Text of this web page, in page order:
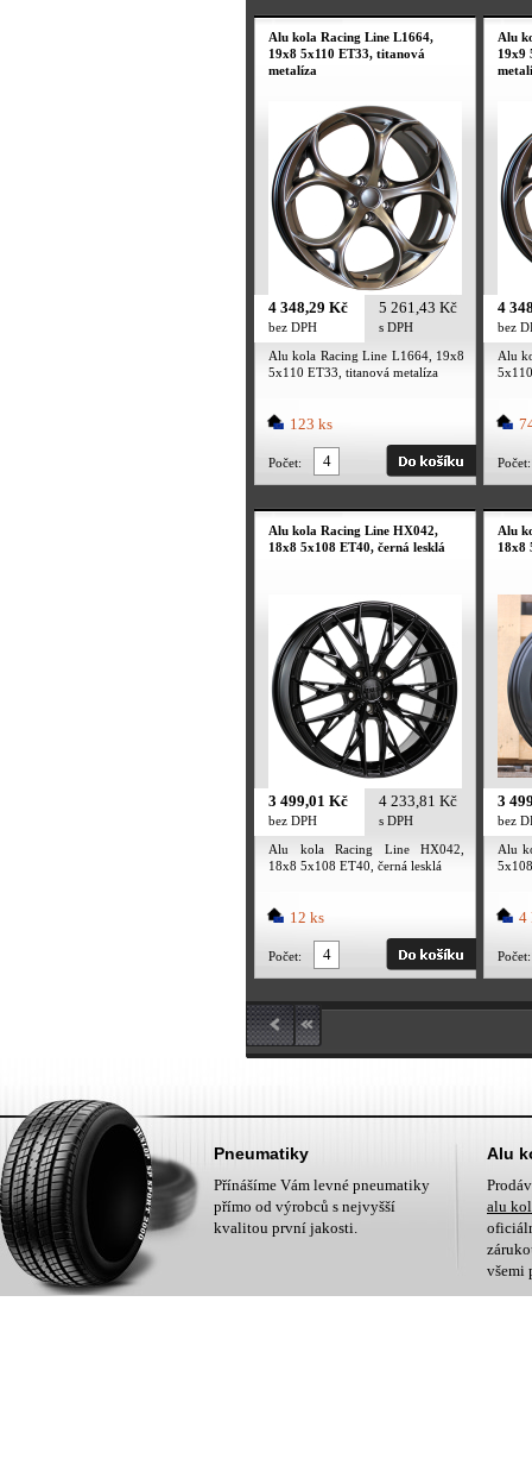
Alu kola Racing Line L1664,
19x8 5x110 ET33, titanová
metalíza
4 348,29 Kč
bez DPH
5 261,43 Kč
s DPH
Alu kola Racing Line L1664, 19x8
5x110 ET33, titanová metalíza
123 ks
Počet:
Alu
19x9
4
bez
Alu
Počet:
Alu kola Racing Line HX042,
18x8 5x108 ET40, černá lesklá
3 499,01 Kč
bez DPH
4 233,81 Kč
s DPH
Alu kola Racing Line HX042,
18x8 5x108 ET40, černá lesklá
12 ks
Počet:
Alu
18x8
3
bez
Alu
4
Počet:
Pneumatiky
Přínášíme Vám levné pneumatiky
přímo od výrobců s nejvyšší
kvalitou první jakosti.
Alu
alu
všemi